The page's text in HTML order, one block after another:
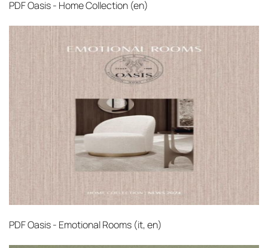
PDFOasis - Home Collection (en)‎
PDFOasis - Emotional Rooms (it, en)‎